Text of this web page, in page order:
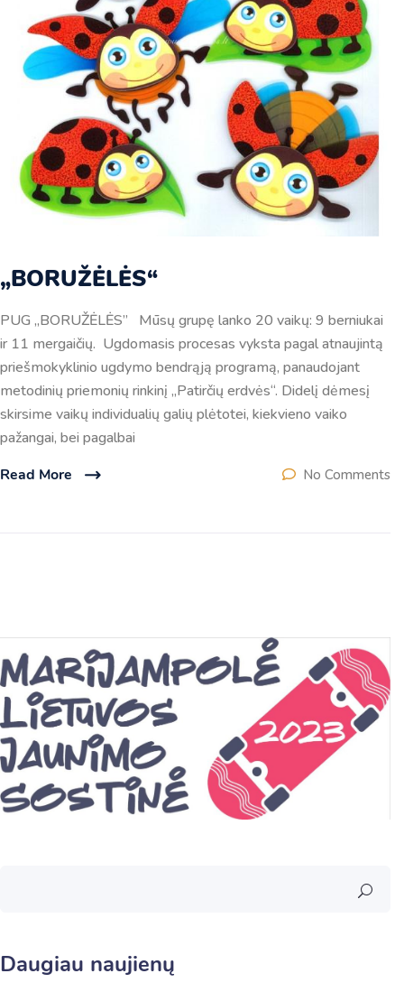
„BORUŽĖLĖS“
PUG „BORUŽĖLĖS” Mūsų grupę lanko 20 vaikų: 9 berniukai
ir 11 mergaičių. Ugdomasis procesas vyksta pagal atnaujintą
priešmokyklinio ugdymo bendrąją programą, panaudojant
metodinių priemonių rinkinį „Patirčių erdvės“. Didelį dėmesį
skirsime vaikų individualių galių plėtotei, kiekvieno vaiko
pažangai, bei pagalbai
Read More
No Comments
Daugiau naujienų